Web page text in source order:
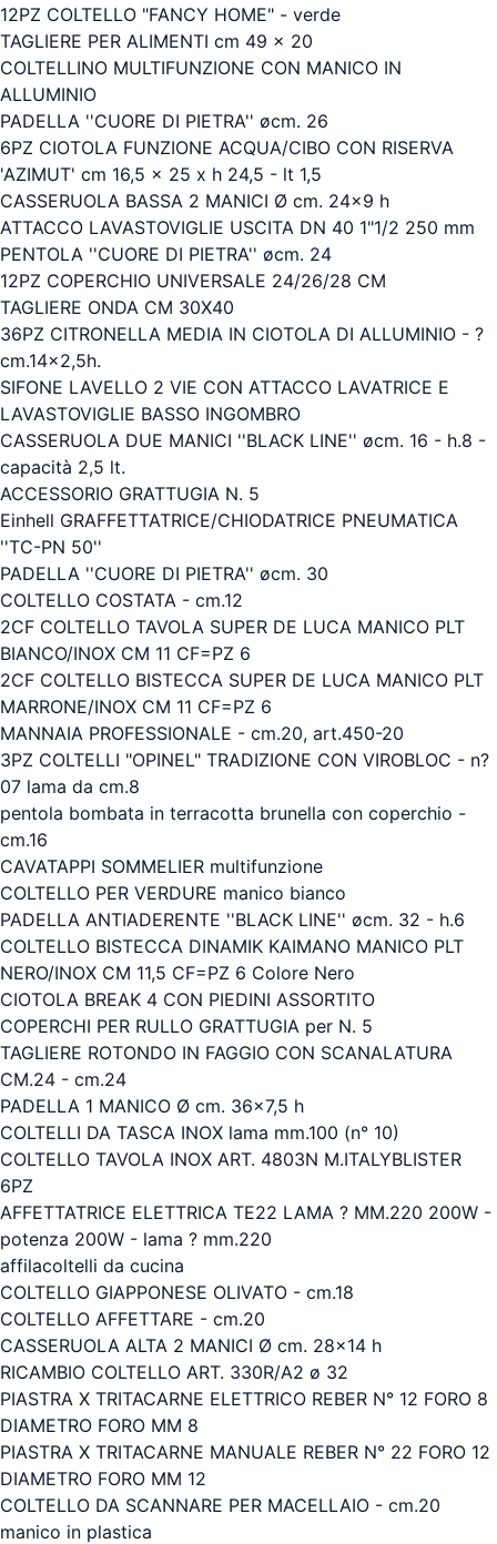
12PZ COLTELLO "FANCY HOME" - verde
TAGLIERE PER ALIMENTI cm 49 x 20
COLTELLINO MULTIFUNZIONE CON MANICO IN
ALLUMINIO
PADELLA ''CUORE DI PIETRA'' øcm. 26
6PZ CIOTOLA FUNZIONE ACQUA/CIBO CON RISERVA
'AZIMUT' cm 16,5 x 25 x h 24,5 - lt 1,5
CASSERUOLA BASSA 2 MANICI Ø cm. 24x9 h
ATTACCO LAVASTOVIGLIE USCITA DN 40 1"1/2 250 mm
PENTOLA ''CUORE DI PIETRA'' øcm. 24
12PZ COPERCHIO UNIVERSALE 24/26/28 CM
TAGLIERE ONDA CM 30X40
36PZ CITRONELLA MEDIA IN CIOTOLA DI ALLUMINIO - ?
cm.14x2,5h.
SIFONE LAVELLO 2 VIE CON ATTACCO LAVATRICE E
LAVASTOVIGLIE BASSO INGOMBRO
CASSERUOLA DUE MANICI ''BLACK LINE'' øcm. 16 - h.8 -
capacità 2,5 lt.
ACCESSORIO GRATTUGIA N. 5
Einhell GRAFFETTATRICE/CHIODATRICE PNEUMATICA
''TC-PN 50''
PADELLA ''CUORE DI PIETRA'' øcm. 30
COLTELLO COSTATA - cm.12
2CF COLTELLO TAVOLA SUPER DE LUCA MANICO PLT
BIANCO/INOX CM 11 CF=PZ 6
2CF COLTELLO BISTECCA SUPER DE LUCA MANICO PLT
MARRONE/INOX CM 11 CF=PZ 6
MANNAIA PROFESSIONALE - cm.20, art.450-20
3PZ COLTELLI "OPINEL" TRADIZIONE CON VIROBLOC - n?
07 lama da cm.8
pentola bombata in terracotta brunella con coperchio -
cm.16
CAVATAPPI SOMMELIER multifunzione
COLTELLO PER VERDURE manico bianco
PADELLA ANTIADERENTE ''BLACK LINE'' øcm. 32 - h.6
COLTELLO BISTECCA DINAMIK KAIMANO MANICO PLT
NERO/INOX CM 11,5 CF=PZ 6 Colore Nero
CIOTOLA BREAK 4 CON PIEDINI ASSORTITO
COPERCHI PER RULLO GRATTUGIA per N. 5
TAGLIERE ROTONDO IN FAGGIO CON SCANALATURA
CM.24 - cm.24
PADELLA 1 MANICO Ø cm. 36x7,5 h
COLTELLI DA TASCA INOX lama mm.100 (n° 10)
COLTELLO TAVOLA INOX ART. 4803N M.ITALYBLISTER
6PZ
AFFETTATRICE ELETTRICA TE22 LAMA ? MM.220 200W -
potenza 200W - lama ? mm.220
affilacoltelli da cucina
COLTELLO GIAPPONESE OLIVATO - cm.18
COLTELLO AFFETTARE - cm.20
CASSERUOLA ALTA 2 MANICI Ø cm. 28x14 h
RICAMBIO COLTELLO ART. 330R/A2 ø 32
PIASTRA X TRITACARNE ELETTRICO REBER N° 12 FORO 8
DIAMETRO FORO MM 8
PIASTRA X TRITACARNE MANUALE REBER N° 22 FORO 12
DIAMETRO FORO MM 12
COLTELLO DA SCANNARE PER MACELLAIO - cm.20
manico in plastica